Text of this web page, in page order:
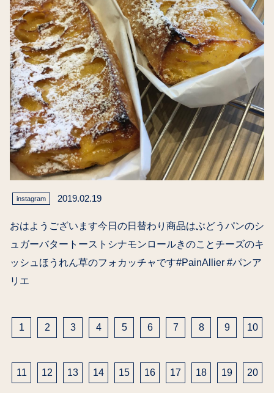
instagram 2019.02.19
おはようございます今日の日替わり商品はぶどうパンのシ
ュガーバタートーストシナモンロールきのことチーズのキ
ッシュほうれん草のフォカッチャです#PainAllier #パンア
リエ
1 2 3 4 5 6 7 8 9 10
11 12 13 14 15 16 17 18 19 20